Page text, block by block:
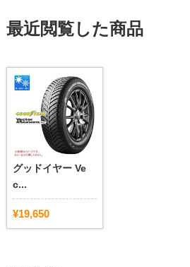
最近閲覧した商品
グッドイヤー Ve
c...
¥19,650